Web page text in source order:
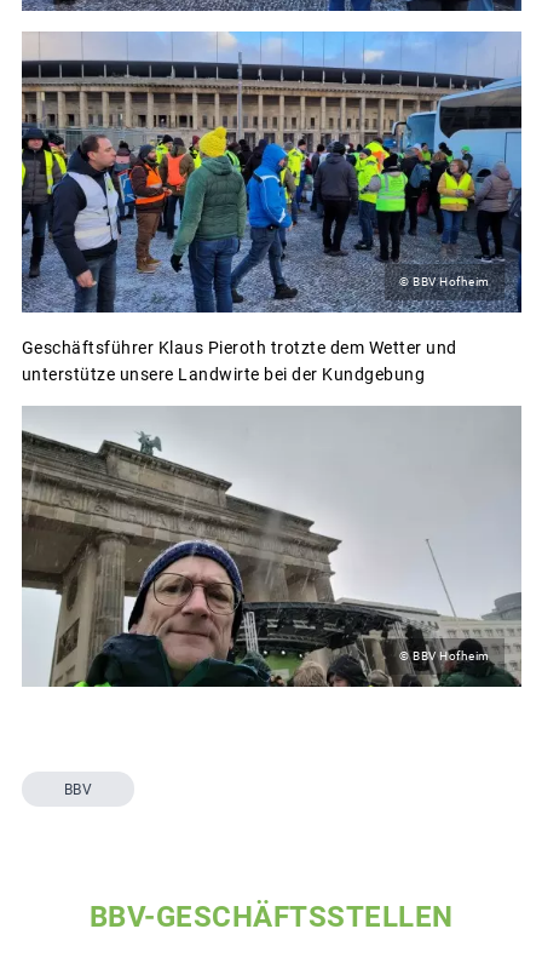
© BBV Hofheim
Geschäftsführer Klaus Pieroth trotzte dem Wetter und
unterstütze unsere Landwirte bei der Kundgebung
© BBV Hofheim
BBV
BBV-GESCHÄFTSSTELLEN